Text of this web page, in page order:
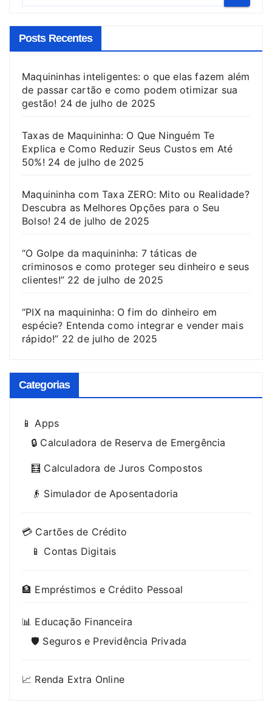
Posts Recentes
Maquininhas inteligentes: o que elas fazem além
de passar cartão e como podem otimizar sua
gestão! 24 de julho de 2025
Taxas de Maquininha: O Que Ninguém Te
Explica e Como Reduzir Seus Custos em Até
50%! 24 de julho de 2025
Maquininha com Taxa ZERO: Mito ou Realidade?
Descubra as Melhores Opções para o Seu
Bolso! 24 de julho de 2025
“O Golpe da maquininha: 7 táticas de
criminosos e como proteger seu dinheiro e seus
clientes!” 22 de julho de 2025
“PIX na maquininha: O fim do dinheiro em
espécie? Entenda como integrar e vender mais
rápido!” 22 de julho de 2025
Categorias
📱 Apps
🔒 Calculadora de Reserva de Emergência
🧮 Calculadora de Juros Compostos
👴 Simulador de Aposentadoria
💳 Cartões de Crédito
📱 Contas Digitais
🏦 Empréstimos e Crédito Pessoal
📊 Educação Financeira
🛡️ Seguros e Previdência Privada
📈 Renda Extra Online